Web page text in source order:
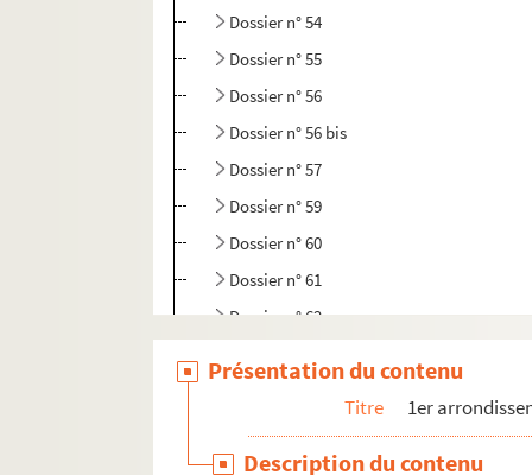
Dossier n° 54
Dossier n° 55
Dossier n° 56
Dossier n° 56 bis
Dossier n° 57
Dossier n° 59
Dossier n° 60
Dossier n° 61
Dossier n° 62
Dossier n° 66
Présentation du contenu
Titre 1er
Description du contenu